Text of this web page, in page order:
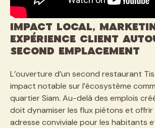
Impact local,
expérience client
second emplacement
L’ouverture d’un second restaurant
impact notable sur l’écosystème
quartier Siam. Au-delà des emplois
doit dynamiser les flux piétons et offrir
adresse conviviale pour les habitants